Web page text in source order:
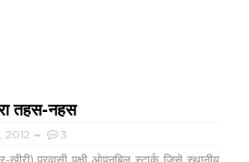
तहस-नहस
2012 3